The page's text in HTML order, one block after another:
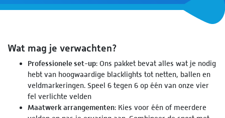
Wat mag je verwachten?
Professionele set-up: Ons pakket bevat alles wat je nodig
hebt van hoogwaardige blacklights tot netten, ballen en
veldmarkeringen. Speel 6 tegen 6 op één van onze vier
fel verlichte velden
Maatwerk arrangementen: Kies voor één of meerdere